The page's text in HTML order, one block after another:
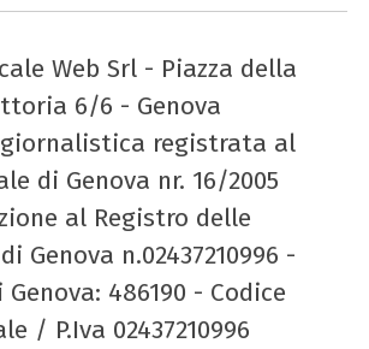
Web Srl - Piazza della
6/6 - Genova
registrata al
di Genova nr. 16/2005
al Registro delle
Genova n.02437210996 -
Genova: 486190 - Codice
/ P.Iva 02437210996